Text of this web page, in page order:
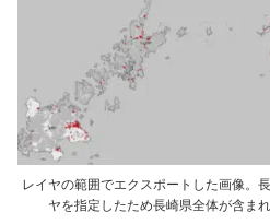
レイヤの範囲でエクスポートした画像。
ヤを指定したため長崎県全体が含ま